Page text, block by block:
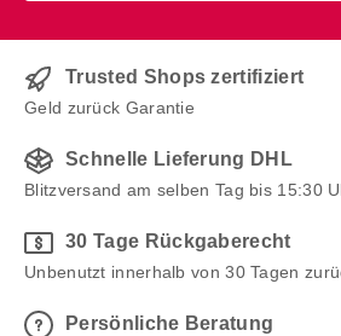
Trusted Shops zertifiziert
Geld zurück Garantie
Schnelle Lieferung DHL
Blitzversand am selben Tag bis 15:30
30 Tage Rückgaberecht
Unbenutzt innerhalb von 30 Tagen
Persönliche Beratung